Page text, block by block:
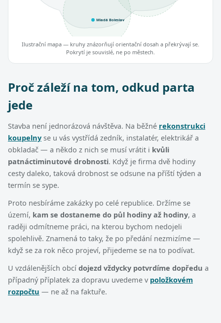
Mladá Boleslav
Ilustrační mapa — kruhy znázorňují orientační dosah a překrývají se.
Pokrytí je souvislé, ne po městech.
Proč záleží na tom, odkud parta
jede
Stavba není jednorázová návštěva. Na běžné rekonstrukci
koupelny se u vás vystřídá zedník, instalatér, elektrikář a
obkladač — a někdo z nich se musí vrátit i kvůli
patnáctiminutové drobnosti. Když je firma dvě hodiny
cesty daleko, taková drobnost se odsune na příští týden a
termín se sype.
Proto nesbíráme zakázky po celé republice. Držíme se
území, kam se dostaneme do půl hodiny až hodiny, a
raději odmítneme práci, na kterou bychom nedojeli
spolehlivě. Znamená to taky, že po předání nezmizíme —
když se za rok něco projeví, přijedeme se na to podívat.
U vzdálenějších obcí dojezd vždycky potvrdíme dopředu a
případný příplatek za dopravu uvedeme v položkovém
rozpočtu — ne až na faktuře.